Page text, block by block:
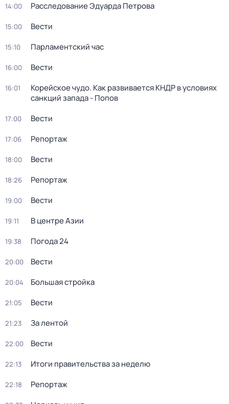
14:00 Расследование Эдуарда Петрова
15:00 Вести
15:10 Парламентский час
16:00 Вести
16:01
Корейское чудо. Как развивается КНДР в условиях
санкций запада - Попов
17:00 Вести
17:06 Репортаж
18:00 Вести
18:26 Репортаж
19:00 Вести
19:11 В центре Азии
19:38 Погода 24
20:00 Вести
20:04 Большая стройка
21:05 Вести
21:23 За лентой
22:00 Вести
22:13 Итоги правительства за неделю
22:18 Репортаж